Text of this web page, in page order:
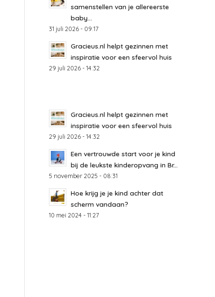
samenstellen van je allereerste
baby...
31 juli 2026 - 09:17
Gracieus.nl helpt gezinnen met
inspiratie voor een sfeervol huis
29 juli 2026 - 14:32
Gracieus.nl helpt gezinnen met
inspiratie voor een sfeervol huis
29 juli 2026 - 14:32
Een vertrouwde start voor je kind
bij de leukste kinderopvang in Br...
5 november 2025 - 08:31
Hoe krijg je je kind achter dat
scherm vandaan?
10 mei 2024 - 11:27